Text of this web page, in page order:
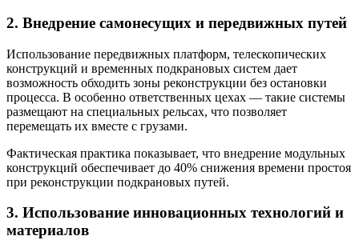
2. Внедрение самонесущих и передвижных путей
Использование передвижных платформ, телескопических
конструкций и временных подкрановых систем дает
возможность обходить зоны реконструкции без остановки
процесса. В особенно ответственных цехах — такие системы
размещают на специальных рельсах, что позволяет
перемещать их вместе с грузами.
Фактическая практика показывает, что внедрение модульных
конструкций обеспечивает до 40% снижения времени простоя
при реконструкции подкрановых путей.
3. Использование инновационных технологий и
материалов